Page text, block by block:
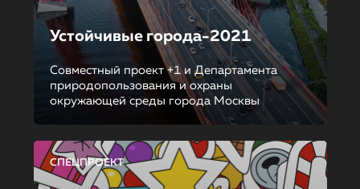
Устойчивые города-2021
Совместный проект +1 и Департамента
природопользования и охраны
окружающей среды города Москвы
СПЕЦПРОЕКТ